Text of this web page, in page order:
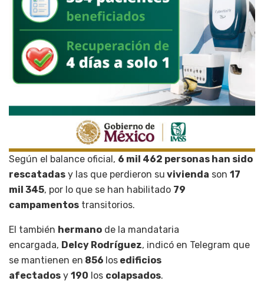
Según el balance oficial, 6 mil 462 personas han sido
rescatadas y las que perdieron su vivienda son 17
mil 345, por lo que se han habilitado 79
campamentos transitorios.
El también hermano de la mandataria
encargada, Delcy Rodríguez, indicó en Telegram que
se mantienen en 856 los edificios
afectados y 190 los colapsados.